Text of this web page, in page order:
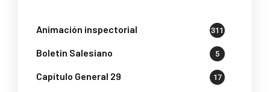
Animación inspectorial 311
Boletin Salesiano 5
Capítulo General 29 17